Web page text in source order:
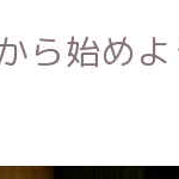
ら始め